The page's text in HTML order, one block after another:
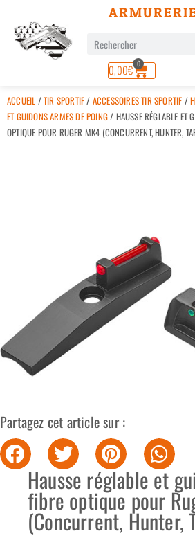
0,00€ 0
ACCUEIL /TIR SPORTIF/ ACCESSOIRES TIR SPORTIF /
ET GUIDONS ARMES DE POING/ HAUSSE RÉGLABLE ET
OPTIQUE POUR RUGER MK4 (CONCURRENT, HUNTER,
Partagez cet article sur :
Hausse réglable et
fibre optique pour
(Concurrent, Hunter,